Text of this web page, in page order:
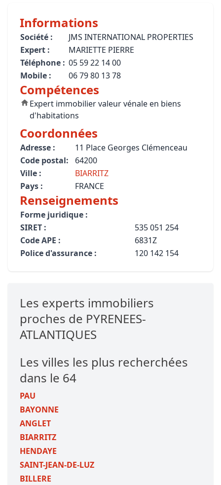
Informations
Société :
JMS INTERNATIONAL PROPERTIES
Expert :
MARIETTE PIERRE
Téléphone : 05 59 22 14 00
Mobile :
06 79 80 13 78
Compétences
Expert immobilier valeur vénale en biens
d'habitations
Coordonnées
Adresse :
11 Place Georges Clémenceau
Code postal:
64200
Ville :
BIARRITZ
Pays :
FRANCE
Renseignements
Forme juridique :
SIRET :
535 051 254
Code APE :
6831Z
Police d'assurance :
120 142 154
Les experts immobiliers
proches de PYRENEES-
ATLANTIQUES
Les villes les plus recherchées
dans le 64
PAU
BAYONNE
ANGLET
BIARRITZ
HENDAYE
SAINT-JEAN-DE-LUZ
BILLERE